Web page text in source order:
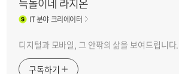
늑돌이네 라지온
IT분야 크리에이터
디지털과 모바일, 그 안팎의 삶을 보여드립니다.
구독하기